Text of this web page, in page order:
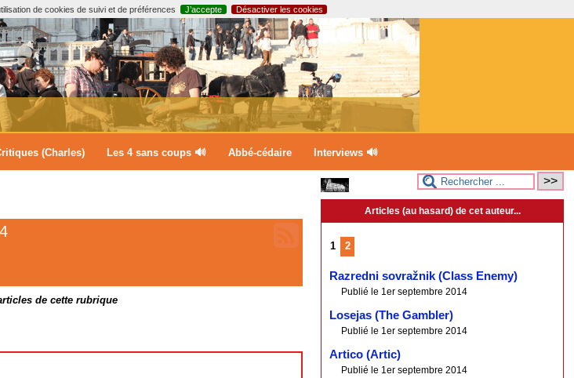
de cookies de suivi et de préférences J’accepte Désactiver les cookies
(Charles) Les 4 sans coups 🔊 Abbé-cédaire Interviews 🔊
de cette rubrique
Articles (au hasard) de cet auteur...
1 2
Razredni sovražnik (Class Enemy)
Publié le 1er septembre 2014
Losejas (The Gambler)
Publié le 1er septembre 2014
Artico (Artic)
Publié le 1er septembre 2014